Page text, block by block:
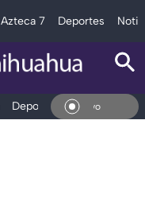
Azteca 7 Deportes
Deportes Espectáculos
En